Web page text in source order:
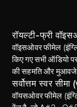
रॉयल्टी-फ्री
वॉइसओवर फीमेल
किए गए सभी ऑडियो
की सहमति और मुआवजे
सर्वोत्तम स्वर
वॉयसओवर फीमेल